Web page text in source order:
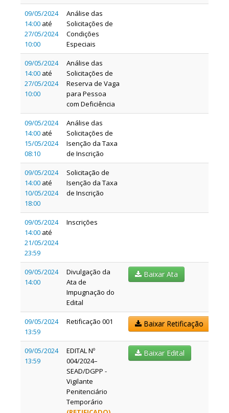
09/05/2024
14:00 até
27/05/2024
10:00
Análise das
Solicitações de
Condições
Especiais
09/05/2024
14:00 até
27/05/2024
10:00
Análise das
Solicitações de
Reserva de Vaga
para Pessoa
com Deficiência
09/05/2024
14:00 até
15/05/2024
08:10
Análise das
Solicitações de
Isenção da Taxa
de Inscrição
09/05/2024
14:00 até
10/05/2024
18:00
Solicitação de
Isenção da Taxa
de Inscrição
09/05/2024
14:00 até
21/05/2024
23:59
Inscrições
09/05/2024
14:00
Divulgação da
Ata de
Impugnação do
Edital
Baixar Ata
09/05/2024
13:59
Retificação 001 Baixar Retificação
09/05/2024
13:59
EDITAL Nº
004/2024–
SEAD/DGPP -
Vigilante
Penitenciário
Temporário
Baixar Edital